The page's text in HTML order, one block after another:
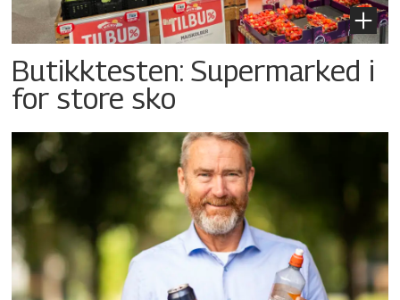
Butikktesten: Supermarked i
for store sko